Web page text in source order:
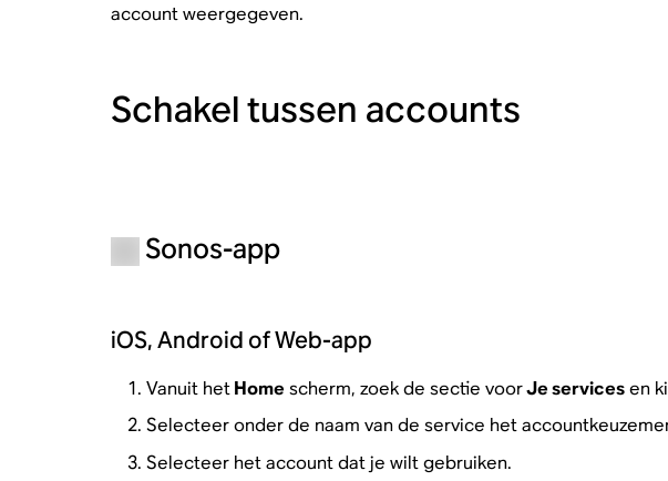
account weergegeven.
Schakel tussen accounts
Sonos-app
iOS, Android of Web-app
Vanuit hetHome scherm, zoek de sectie voorJe servicesen
Selecteer onder de naam van de service het
Selecteer het account dat je wilt gebruiken.